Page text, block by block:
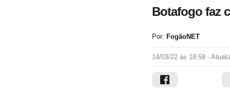
Botafogo faz
Por: FogãoNET
14/03/22 às 18:59 -